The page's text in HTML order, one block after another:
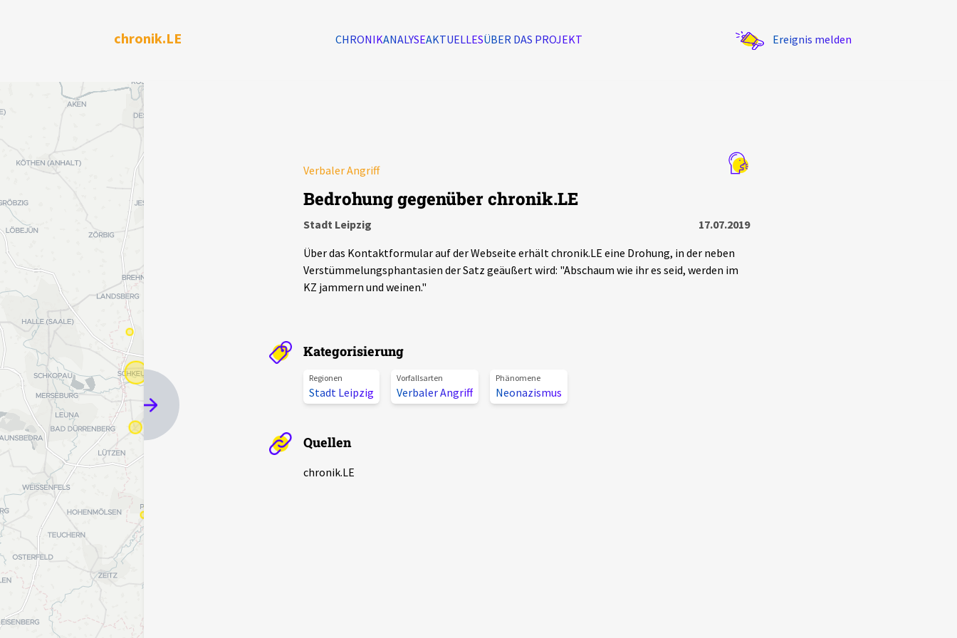
chronik.LE CHRONIKANALYSEAKTUELLESÜBER DAS PROJEKT Ereignis melden
Verbaler Angriff
Bedrohung gegenüber chronik.LE
Stadt Leipzig
17.07.2019
Über das Kontaktformular auf der Webseite erhält chronik.LE eine Drohung, in der neben
Verstümmelungsphantasien der Satz geäußert wird: "Abschaum wie ihr es seid, werden im
KZ jammern und weinen."
Kategorisierung
Regionen
Stadt Leipzig
Vorfallsarten
Verbaler Angriff
Phänomene
Neonazismus
Quellen
chronik.LE